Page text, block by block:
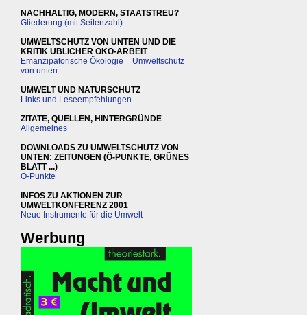
NACHHALTIG, MODERN, STAATSTREU?
Gliederung (mit Seitenzahl)
UMWELTSCHUTZ VON UNTEN UND DIE
KRITIK ÜBLICHER ÖKO-ARBEIT
Emanzipatorische Ökologie = Umweltschutz
von unten
UMWELT UND NATURSCHUTZ
Links und Leseempfehlungen
ZITATE, QUELLEN, HINTERGRÜNDE
Allgemeines
DOWNLOADS ZU UMWELTSCHUTZ VON
UNTEN: ZEITUNGEN (Ö-PUNKTE, GRÜNES
BLATT ...)
Ö-Punkte
INFOS ZU AKTIONEN ZUR
UMWELTKONFERENZ 2001
Neue Instrumente für die Umwelt
Werbung